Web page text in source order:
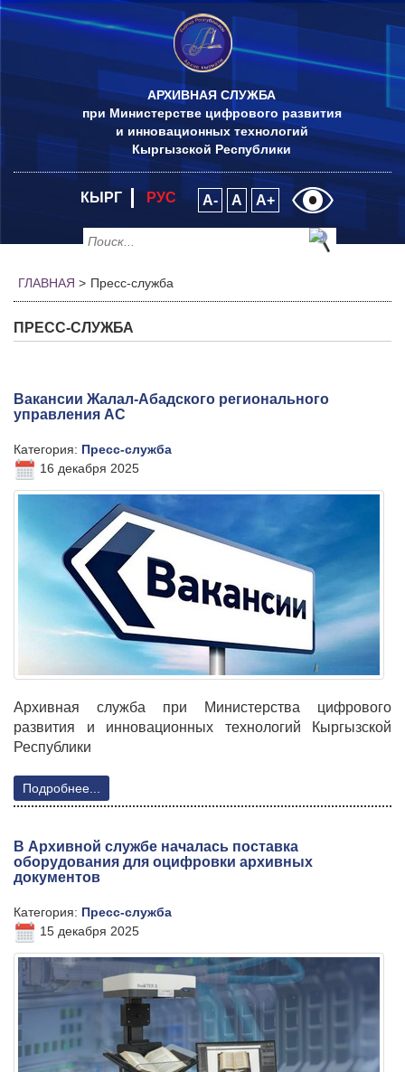
АРХИВНАЯ СЛУЖБА
при Министерстве цифрового развития
и инновационных технологий
Кыргызской Республики
КЫРГ РУС A- A A+
ГЛАВНАЯ > Пресс-служба
ПРЕСС-СЛУЖБА
Вакансии Жалал-Абадского регионального
управления АС
Категория: Пресс-служба
16 декабря 2025
Архивная служба при Министерства цифрового
развития и инновационных технологий Кыргызской
Республики
Подробнее...
В Архивной службе началась поставка
оборудования для оцифровки архивных
документов
Категория: Пресс-служба
15 декабря 2025